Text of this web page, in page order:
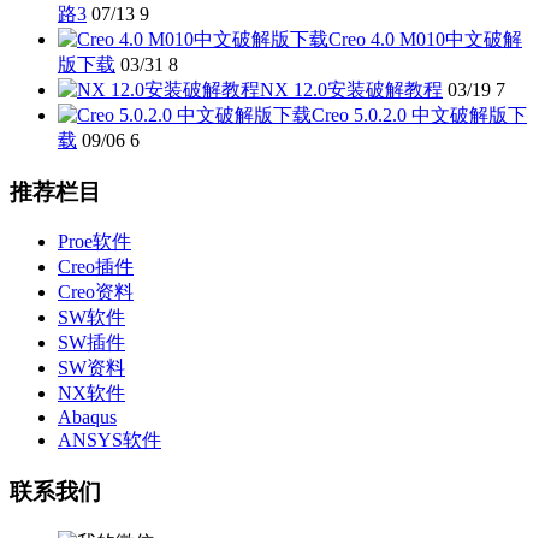
路3 07/13 9
Creo 4.0 M010中文破解
版下载 03/31 8
NX 12.0安装破解教程 03/19 7
Creo 5.0.2.0 中文破解版下
载 09/06 6
推荐栏目
Proe软件
Creo插件
Creo资料
SW软件
SW插件
SW资料
NX软件
Abaqus
ANSYS软件
联系我们